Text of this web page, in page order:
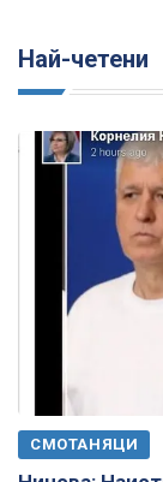
Най-четени
СМОТАНЯЦИ